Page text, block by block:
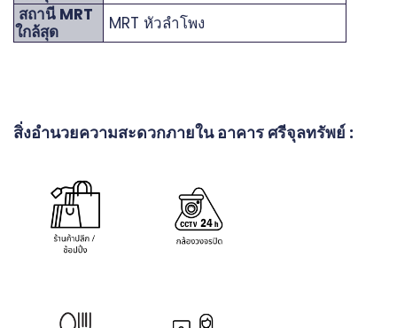
สถานี MRT
ใกล้สุด
MRT หัวลำโพง
สิ่งอำนวยความสะดวกภายใน อาคาร ศรีจุลทรัพย์ :